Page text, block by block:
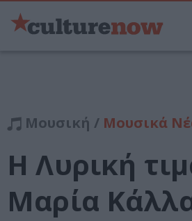
Μουσική / Μουσικά
Η Λυρική
Μαρία